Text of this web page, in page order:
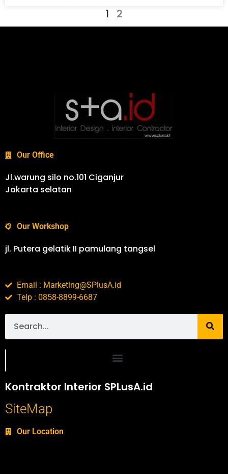
1 2
Our Office
Jl.warung silo no.101 Ciganjur
Jakarta selatan
Our Workshop
jl. Putera gelatik II pamulang tangsel
Email : Marketing@SPlusA.id
Telp : 0858-8899-6687
Kontraktor Interior SPLusA.id
SiteMap
Our Location